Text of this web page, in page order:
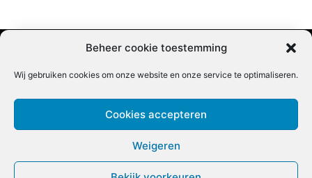
Beheer cookie toestemming
Wij gebruiken cookies om onze website en onze service te optimaliseren.
Cookies accepteren
Weigeren
Nieuwsbrief inschrijven | Partner content